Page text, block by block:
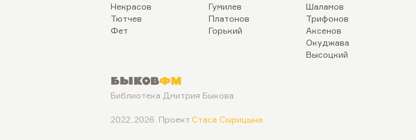
Некрасов
Тютчев
Фет
Гумилев
Платонов
Горький
Шаламов
Трифонов
Аксенов
Окуджава
Высоцкий
БыковФМ
Библиотека Дмитрия Быкова
2022..2026. Проект Стаса Сырицына